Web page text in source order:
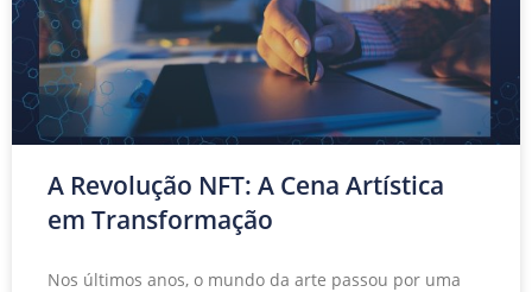
A Revolução NFT: A Cena Artística
em Transformação
Nos últimos anos, o mundo da arte passou por uma